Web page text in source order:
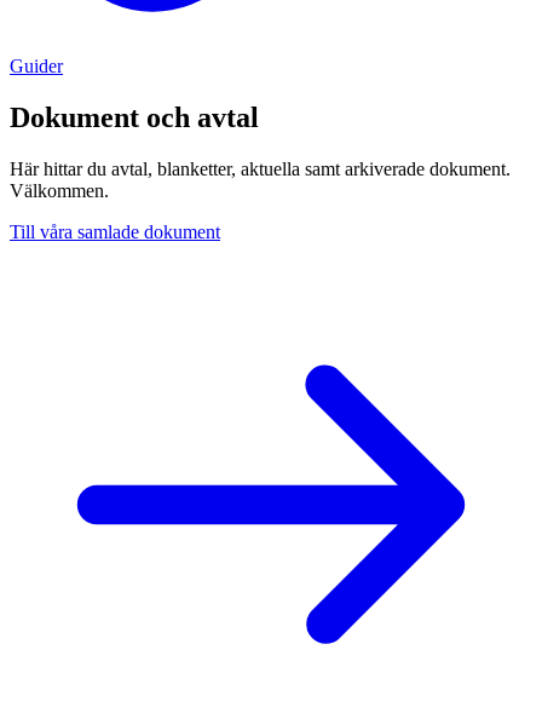
Guider
Dokument och avtal
Här hittar du avtal, blanketter, aktuella samt arkiverade dokument.
Välkommen.
Till våra samlade dokument